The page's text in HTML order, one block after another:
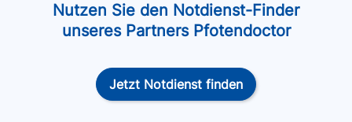
Nutzen Sie den Notdienst-Finder
unseres Partners Pfotendoctor
Jetzt Notdienst finden